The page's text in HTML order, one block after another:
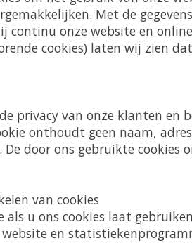
Met de
continu onze website en
cookies) laten wij zien
privacy van onze klanten en
onthoudt geen naam,
De door ons gebruikte cookies
van cookies
u ons cookies laat
en